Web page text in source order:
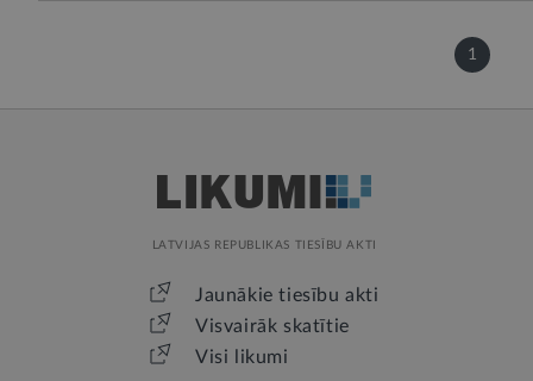
1
LATVIJAS REPUBLIKAS TIESĪBU AKTI
Jaunākie tiesību akti
Visvairāk skatītie
Visi likumi